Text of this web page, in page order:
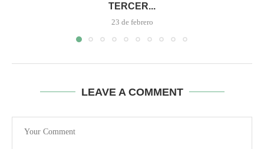
TERCER...
23 de febrero
LEAVE A COMMENT